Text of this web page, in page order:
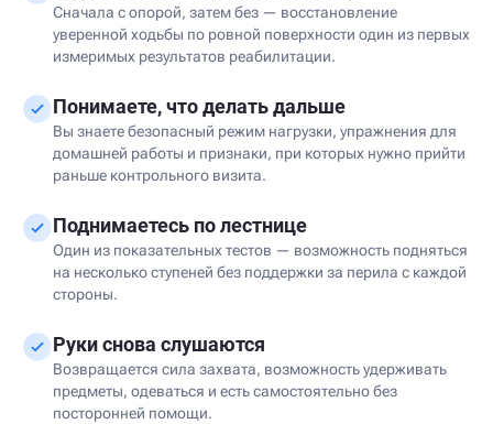
Сначала с опорой, затем без — восстановление
уверенной ходьбы по ровной поверхности один из первых
измеримых результатов реабилитации.
Понимаете, что делать дальше
Вы знаете безопасный режим нагрузки, упражнения для
домашней работы и признаки, при которых нужно прийти
раньше контрольного визита.
Поднимаетесь по лестнице
Один из показательных тестов — возможность подняться
на несколько ступеней без поддержки за перила с каждой
стороны.
Руки снова слушаются
Возвращается сила захвата, возможность удерживать
предметы, одеваться и есть самостоятельно без
посторонней помощи.